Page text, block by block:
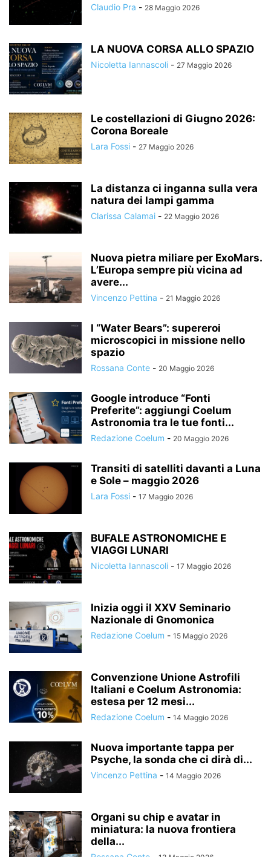
Claudio Pra - 28 Maggio 2026
LA NUOVA CORSA ALLO SPAZIO
Nicoletta Iannascoli - 27 Maggio 2026
Le costellazioni di Giugno 2026:
Corona Boreale
Lara Fossi - 27 Maggio 2026
La distanza ci inganna sulla vera
natura dei lampi gamma
Clarissa Calamai - 22 Maggio 2026
Nuova pietra miliare per ExoMars.
L’Europa sempre più vicina ad
avere...
Vincenzo Pettina - 21 Maggio 2026
I “Water Bears”: supereroi
microscopici in missione nello
spazio
Rossana Conte - 20 Maggio 2026
Google introduce “Fonti
Preferite”: aggiungi Coelum
Astronomia tra le tue fonti...
Redazione Coelum - 20 Maggio 2026
Transiti di satelliti davanti a Luna
e Sole – maggio 2026
Lara Fossi - 17 Maggio 2026
BUFALE ASTRONOMICHE E
VIAGGI LUNARI
Nicoletta Iannascoli - 17 Maggio 2026
Inizia oggi il XXV Seminario
Nazionale di Gnomonica
Redazione Coelum - 15 Maggio 2026
Convenzione Unione Astrofili
Italiani e Coelum Astronomia:
estesa per 12 mesi...
Redazione Coelum - 14 Maggio 2026
Nuova importante tappa per
Psyche, la sonda che ci dirà di...
Vincenzo Pettina - 14 Maggio 2026
Organi su chip e avatar in
miniatura: la nuova frontiera
della...